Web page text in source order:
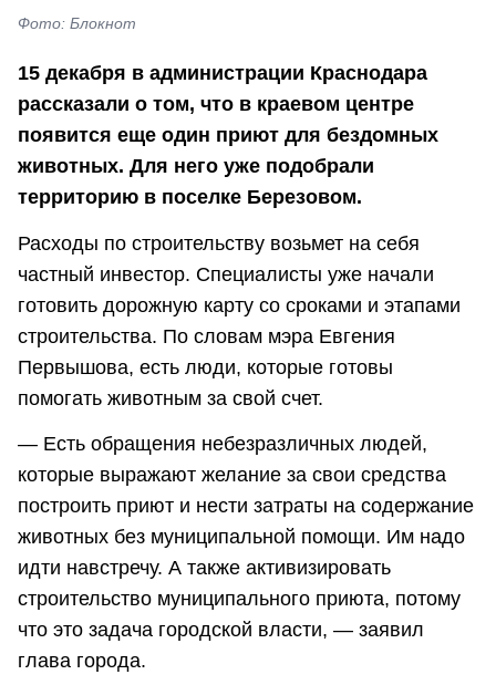
Фото: Блокнот
15 декабря в администрации Краснодара
рассказали о том, что в краевом центре
появится еще один приют для бездомных
животных. Для него уже подобрали
территорию в поселке Березовом.
Расходы по строительству возьмет на себя
частный инвестор. Специалисты уже начали
готовить дорожную карту со сроками и этапами
строительства. По словам мэра Евгения
Первышова, есть люди, которые готовы
помогать животным за свой счет.
— Есть обращения небезразличных людей,
которые выражают желание за свои средства
построить приют и нести затраты на содержание
животных без муниципальной помощи. Им надо
идти навстречу. А также активизировать
строительство муниципального приюта, потому
что это задача городской власти, — заявил
глава города.